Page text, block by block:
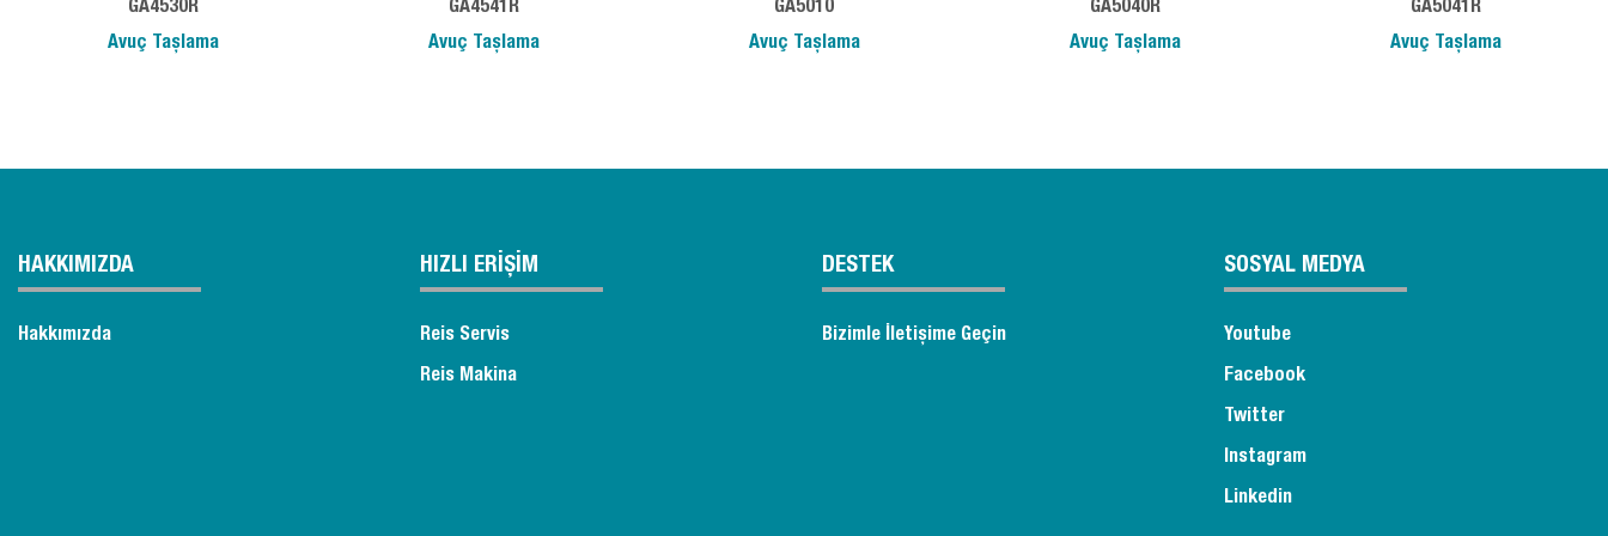
GA4530R
Avuç Taşlama
GA4541R
Avuç Taşlama
GA5010
Avuç Taşlama
GA5040R
Avuç Taşlama
GA5041R
Avuç Taşlama
HAKKIMIZDA
Hakkımızda
HIZLI ERİŞİM
Reis Servis
Reis Makina
DESTEK
Bizimle İletişime Geçin
SOSYAL MEDYA
Youtube
Facebook
Twitter
Instagram
Linkedin